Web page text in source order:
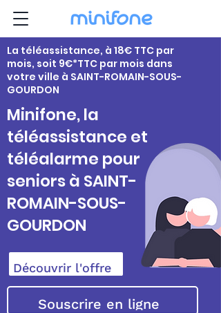
La téléassistance, à 18€ TTC par
mois, soit 9€*TTC par mois dans
votre ville à SAINT-ROMAIN-SOUS-
GOURDON
Minifone, la
téléassistance et
téléalarme pour
seniors à SAINT-
ROMAIN-SOUS-
GOURDON
Découvrir l'offre
Souscrire en ligne